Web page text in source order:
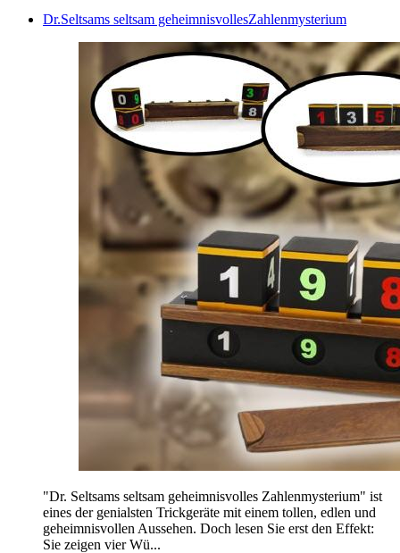
Dr.Seltsams seltsam geheimnisvollesZahlenmysterium
"Dr. Seltsams seltsam geheimnisvolles Zahlenmysterium" ist
eines der genialsten Trickgeräte mit einem tollen, edlen und
geheimnisvollen Aussehen. Doch lesen Sie erst den Effekt:
Sie zeigen vier Wü...